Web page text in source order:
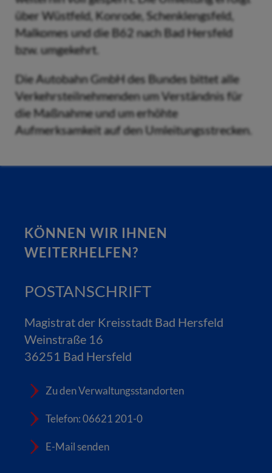
über Wüstfeld, Konrode, Schenklengsfeld,
Malkomes und die B62 nach Bad Hersfeld
bzw. umgekehrt.
Die Autobahn GmbH des Bundes bittet alle
Verkehrsteilnehmenden um Verständnis für
die Maßnahme und um erhöhte
Aufmerksamkeit auf den Umleitungsstrecken.
KÖNNEN WIR IHNEN
WEITERHELFEN?
POSTANSCHRIFT
Magistrat der Kreisstadt Bad Hersfeld
Weinstraße 16
36251 Bad Hersfeld
Zu den Verwaltungsstandorten
Telefon: 06621 201-0
E-Mail senden